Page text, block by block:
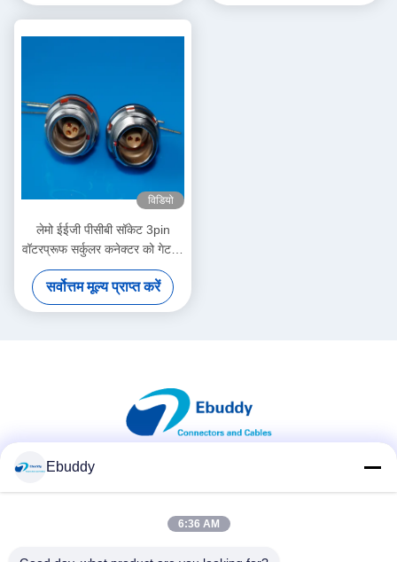
विडियो
लेमो ईईजी पीसीबी सॉकेट 3pin
वॉटरप्रूफ सर्कुलर कनेक्टर को गेट के
अंदर इकट्ठा किया गया
सर्वोत्तम मूल्य प्राप्त करें
Ebuddy
6:36 AM